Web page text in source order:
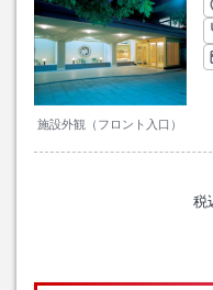
施設外観（フロント入口）
税